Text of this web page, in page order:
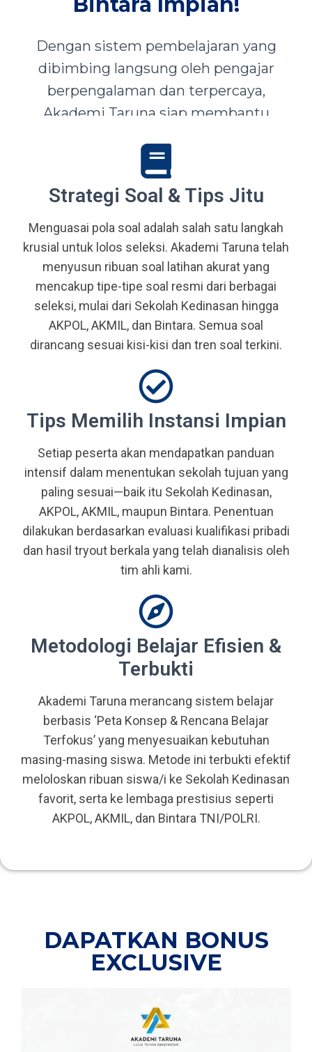
Dengan sistem pembelajaran yang
dibimbing langsung oleh pengajar
berpengalaman dan terpercaya,
Akademi Taruna siap membantu
mewujudkan impian menjadi Taruna,
Abdi Negara, serta prajurit terbaik
bangsa.
Strategi Soal & Tips Jitu
Menguasai pola soal adalah salah satu langkah
krusial untuk lolos seleksi. Akademi Taruna telah
menyusun ribuan soal latihan akurat yang
mencakup tipe-tipe soal resmi dari berbagai
seleksi, mulai dari Sekolah Kedinasan hingga
AKPOL, AKMIL, dan Bintara. Semua soal
dirancang sesuai kisi-kisi dan tren soal terkini.
Tips Memilih Instansi Impian
Setiap peserta akan mendapatkan panduan
intensif dalam menentukan sekolah tujuan yang
paling sesuai—baik itu Sekolah Kedinasan,
AKPOL, AKMIL, maupun Bintara. Penentuan
dilakukan berdasarkan evaluasi kualifikasi pribadi
dan hasil tryout berkala yang telah dianalisis oleh
tim ahli kami.
Metodologi Belajar Efisien &
Terbukti
Akademi Taruna merancang sistem belajar
berbasis ‘Peta Konsep & Rencana Belajar
Terfokus’ yang menyesuaikan kebutuhan
masing-masing siswa. Metode ini terbukti efektif
meloloskan ribuan siswa/i ke Sekolah Kedinasan
favorit, serta ke lembaga prestisius seperti
AKPOL, AKMIL, dan Bintara TNI/POLRI.
DAPATKAN BONUS
EXCLUSIVE